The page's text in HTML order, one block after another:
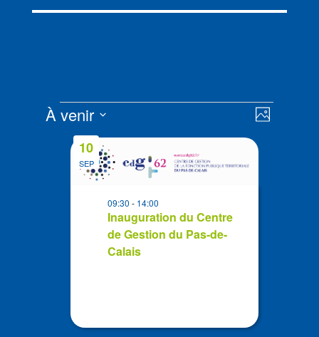
Évènements de
Photo
À venir
Sélectionnez
List
events
SEP
10
Inauguration du Centre
de Gestion du Pas-de-
Calais
09:30- 14:00